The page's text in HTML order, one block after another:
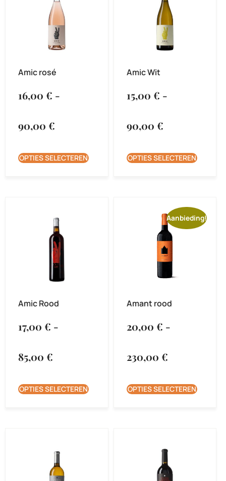
Amic rosé
16,00 € -
90,00 €
OPTIES SELECTEREN
Amic Wit
15,00 € -
90,00 €
OPTIES SELECTEREN
Amic Rood
17,00 € -
85,00 €
OPTIES SELECTEREN
Aanbieding!
Amant rood
20,00 € -
230,00 €
OPTIES SELECTEREN